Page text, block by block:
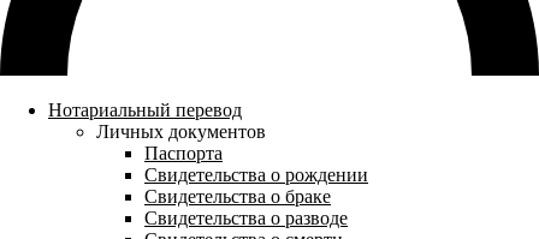
Нотариальный перевод
Личных документов
Паспорта
Свидетельства о рождении
Свидетельства о браке
Свидетельства о разводе